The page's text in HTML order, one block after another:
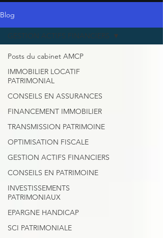
Blog
Posts du cabinet AMCP
IMMOBILIER LOCATIF
PATRIMONIAL
CONSEILS EN ASSURANCES
FINANCEMENT IMMOBILIER
TRANSMISSION PATRIMOINE
OPTIMISATION FISCALE
GESTION ACTIFS FINANCIERS
CONSEILS EN PATRIMOINE
INVESTISSEMENTS
PATRIMONIAUX
EPARGNE HANDICAP
SCI PATRIMONIALE
GESTION ACTIFS FINANCIERS